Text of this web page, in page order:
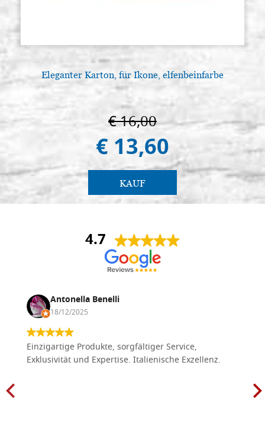
Eleganter Karton, für Ikone, elfenbeinfarbe
€ 16,00
€ 13,60
KAUF
4.7
Antonella Benelli
18/12/2025
Einzigartige Produkte, sorgfältiger Service,
Exklusivität und Expertise. Italienische Exzellenz.